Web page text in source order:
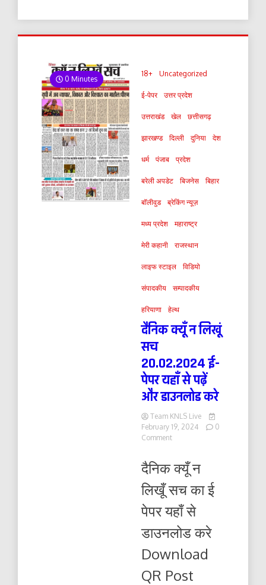
0 Minutes
18+ Uncategorized
ई-पेपर उत्तर प्रदेश
उत्तराखंड खेल छत्तीसगढ़
झारखण्ड दिल्ली दुनिया देश
धर्म पंजाब प्रदेश
बरेली अपडेट बिजनेस बिहार
बॉलीवुड ब्रेकिंग न्यूज़
मध्य प्रदेश महाराष्ट्र
मेरी कहानी राजस्थान
लाइफ स्टाइल विडियो
संपादकीय सम्पादकीय
हरियाणा हेल्थ
दैनिक क्यूँ न लिखूं
सच
20.02.2024 ई-
पेपर यहाँ से पढ़ें
और डाउनलोड करे
Team KNLS Live
February 19, 2024
0
Commenton
न
सच
20.02.2024
ई-
पेपर
यहाँ
पढ़ें
डाउनलोड
दैनिक क्यूँ न
लिखूँ सच का ई
पेपर यहाँ से
डाउनलोड करे
Download
QR Post